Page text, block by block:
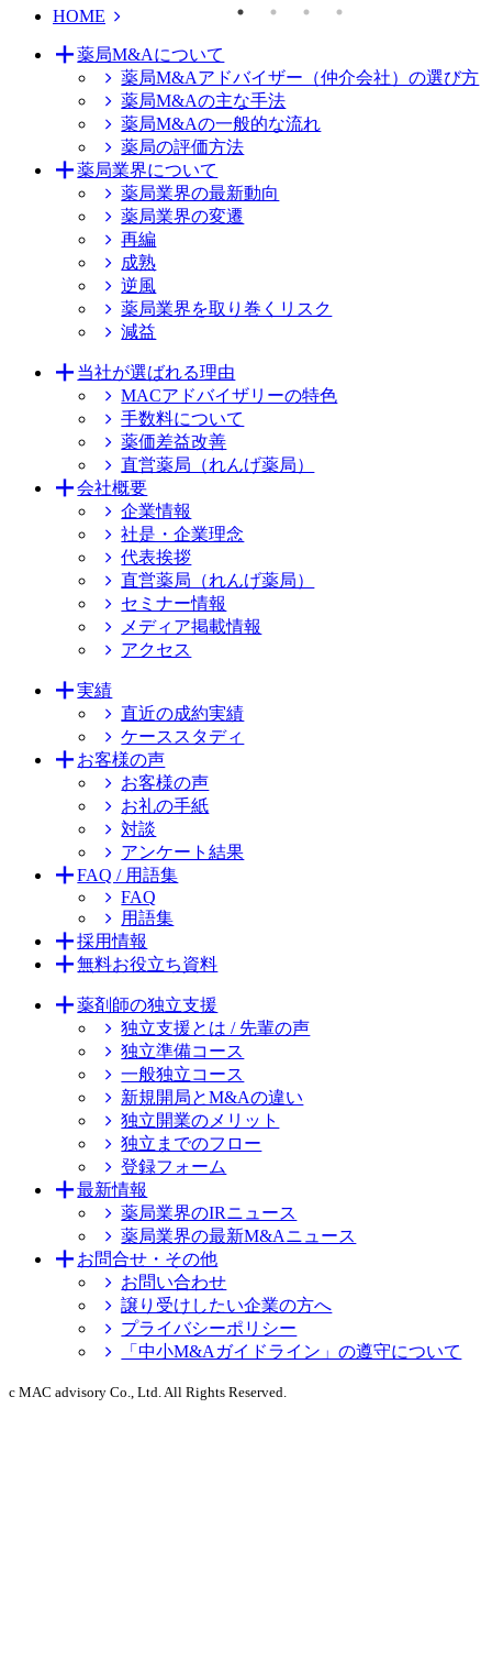
HOME
薬局M&Aについて
薬局M&Aアドバイザー（仲介会社）の選び方
薬局M&Aの主な手法
薬局M&Aの一般的な流れ
薬局の評価方法
薬局業界について
薬局業界の最新動向
薬局業界の変遷
再編
成熟
逆風
薬局業界を取り巻くリスク
減益
当社が選ばれる理由
MACアドバイザリーの特色
手数料について
薬価差益改善
直営薬局（れんげ薬局）
会社概要
企業情報
社是・企業理念
代表挨拶
直営薬局（れんげ薬局）
セミナー情報
メディア掲載情報
アクセス
実績
直近の成約実績
ケーススタディ
お客様の声
お客様の声
お礼の手紙
対談
アンケート結果
FAQ / 用語集
FAQ
用語集
採用情報
無料お役立ち資料
薬剤師の独立支援
独立支援とは / 先輩の声
独立準備コース
一般独立コース
新規開局とM&Aの違い
独立開業のメリット
独立までのフロー
登録フォーム
最新情報
薬局業界のIRニュース
薬局業界の最新M&Aニュース
お問合せ・その他
お問い合わせ
譲り受けしたい企業の方へ
プライバシーポリシー
「中小M&Aガイドライン」の遵守について
c MAC advisory Co., Ltd. All Rights Reserved.